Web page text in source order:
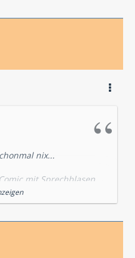
nix...
mit Sprechblasen.
die jeweiligen Texte
getrennt werden...
wie "Jupiter